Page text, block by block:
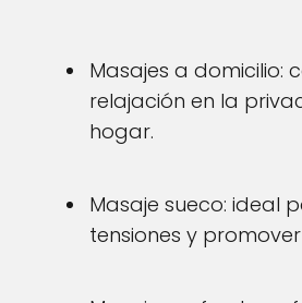
Masajes a domicilio:
relajación en la
hogar.
Masaje sueco: ideal
tensiones y